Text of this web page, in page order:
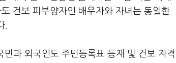
건보 피부양자인 배우자와 자녀는 동일한
.
과 외국인도 주민등록표 등재 및 건보 자격